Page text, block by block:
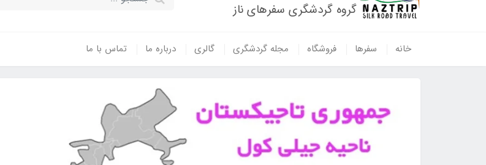
گروه گردشگری سفرهای ناز
خانه سفرها فروشگاه مجله گردشگری گالری درباره ما تماس با ما